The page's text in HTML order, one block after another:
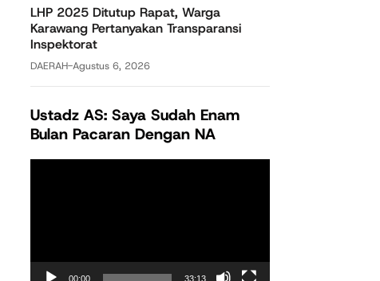
LHP 2025 Ditutup Rapat, Warga
Karawang Pertanyakan Transparansi
Inspektorat
DAERAH-Agustus 6, 2026
Ustadz AS: Saya Sudah Enam
Bulan Pacaran Dengan NA
00:00 33:13